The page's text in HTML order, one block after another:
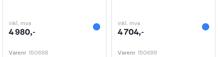
inkl. mva
4 980,-
Varenr 150698
inkl. mva
4 704,-
Varenr 150699